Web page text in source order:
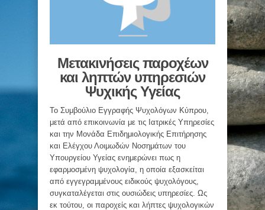
Μετακινήσεις παροχέων
και ληπτών υπηρεσιών
Ψυχικής Υγείας
Το Συμβούλιο Εγγραφής Ψυχολόγων Κύπρου,
μετά από επικοινωνία με τις Ιατρικές Υπηρεσίες
και την Μονάδα Επιδημιολογικής Επιτήρησης
και Ελέγχου Λοιμωδών Νοσημάτων του
Υπουργείου Υγείας ενημερώνει πως η
εφαρμοσμένη ψυχολογία, η οποία εξασκείται
από εγγεγραμμένους ειδικούς ψυχολόγους,
συγκαταλέγεται στις ουσιώδεις υπηρεσίες. Ως
εκ τούτου, οι παροχείς και λήπτες ψυχολογικών